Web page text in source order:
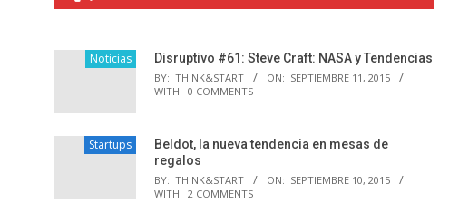
Noticias Disruptivo #61: Steve Craft: NASA y Tendencias
BY: THINK&START ON: SEPTIEMBRE 11, 2015
WITH: 0 COMMENTS
Startups
Beldot, la nueva tendencia en mesas de
regalos
BY: THINK&START ON: SEPTIEMBRE 10, 2015
WITH: 2 COMMENTS